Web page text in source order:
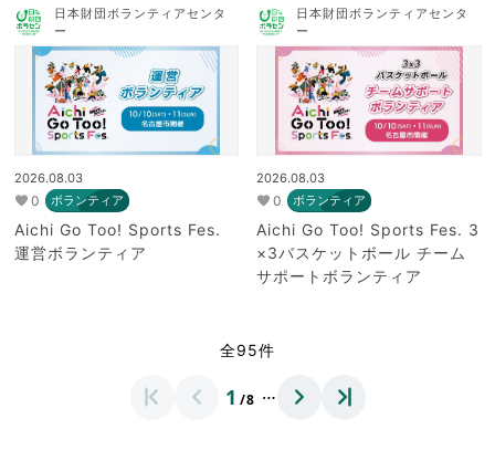
日本財団ボランティアセンタ
ー
2026.08.03
0 ボランティア
Aichi Go Too! Sports Fes.
運営ボランティア
日本財団ボランティアセンタ
ー
2026.08.03
0 ボランティア
Aichi Go Too! Sports Fes. 3
×3バスケットボール チーム
サポートボランティア
全95件
1 /8 …